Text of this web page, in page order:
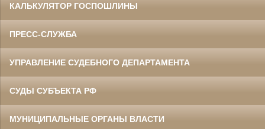
КАЛЬКУЛЯТОР ГОСПОШЛИНЫ
ПРЕСС-СЛУЖБА
УПРАВЛЕНИЕ СУДЕБНОГО ДЕПАРТАМЕНТА
СУДЫ СУБЪЕКТА РФ
МУНИЦИПАЛЬНЫЕ ОРГАНЫ ВЛАСТИ